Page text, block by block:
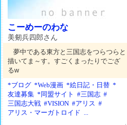
こーめーのわな
美剱兵四郎さん
夢中である東方と三国志をつらつらと
描いてま～す。すごくまったりでござ
るw
*ブログ *Web漫画 *絵日記・日替 *
友達募集 *同盟サイト #三国志 #
三国志大戦 #VISION #アリス #
アリス・マーガトロイド ...